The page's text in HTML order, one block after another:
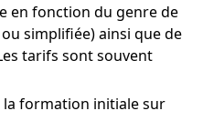
en fonction du genre de
simplifiée) ainsi que de
tarifs sont souvent
la formation initiale sur